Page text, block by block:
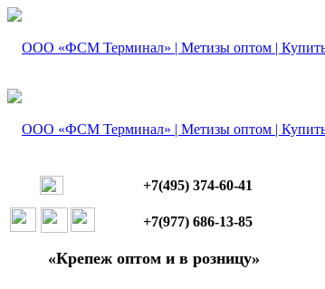
+7(495) 374-60-41
+7(977) 686-13-85
«Крепеж оптом и в розницу»